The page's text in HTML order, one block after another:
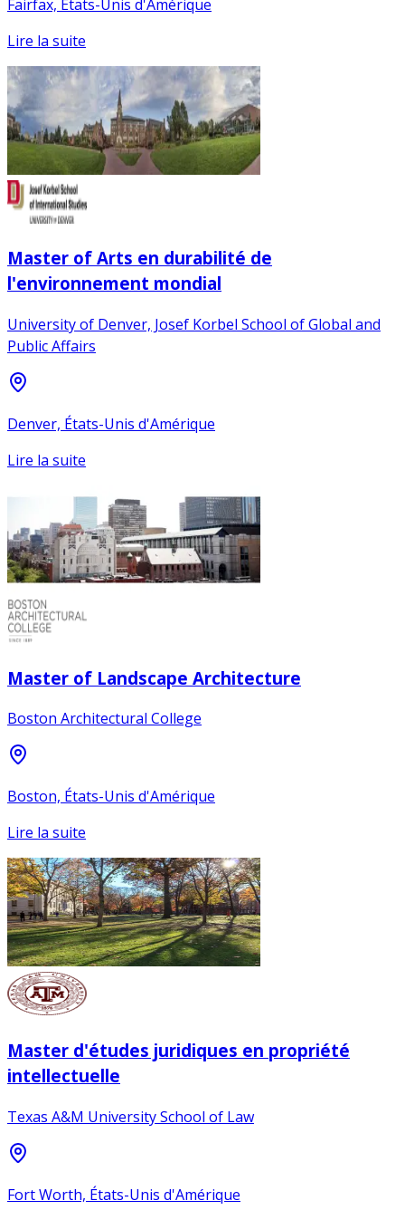
Fairfax, États-Unis d'Amérique
Lire la suite
Master of Arts en durabilité de
l'environnement mondial
University of Denver, Josef Korbel School of Global and
Public Affairs
Denver, États-Unis d'Amérique
Lire la suite
Master of Landscape Architecture
Boston Architectural College
Boston, États-Unis d'Amérique
Lire la suite
Master d'études juridiques en propriété
intellectuelle
Texas A&M University School of Law
Fort Worth, États-Unis d'Amérique